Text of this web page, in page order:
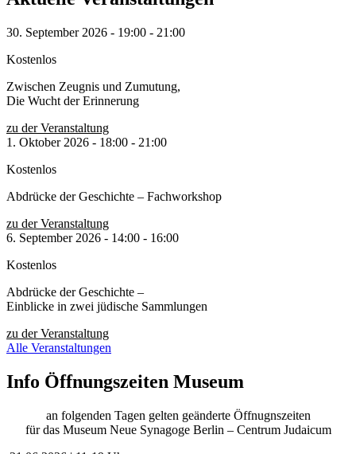
30. September 2026 - 19:00 - 21:00
Kostenlos
Zwischen Zeugnis und Zumutung,
Die Wucht der Erinnerung
zu der Veranstaltung
1. Oktober 2026 - 18:00 - 21:00
Kostenlos
Abdrücke der Geschichte – Fachworkshop
zu der Veranstaltung
6. September 2026 - 14:00 - 16:00
Kostenlos
Abdrücke der Geschichte –
Einblicke in zwei jüdische Sammlungen
zu der Veranstaltung
Alle Veranstaltungen
Info Öffnungszeiten Museum
an folgenden Tagen gelten geänderte Öffnugnszeiten
für das Museum Neue Synagoge Berlin – Centrum Judaicum